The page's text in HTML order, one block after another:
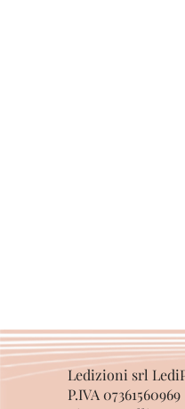
Ledizioni srl
P.IVA 07361560969